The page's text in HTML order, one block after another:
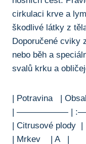
cirkulaci krve a​
škodlivé⁣ látky​ z
Doporučené cviky
nebo běh ​a
svalů krku ⁢a
| Potravina ‍ ⁣ ⁢|
|‍ ——————​ |
| Citrusové ⁢plody ⁢ |
| ⁢Mrkev⁤ ​ ⁢ ‍ |⁣ A ​ ​ ⁤|